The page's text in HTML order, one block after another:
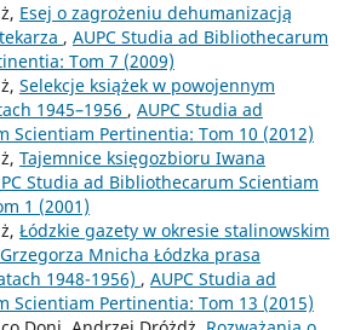
Esej o zagrożeniu dehumanizacją
, AUPC Studia ad Bibliothecarum
Tom 7 (2009)
Selekcje książek w powojennym
1945–1956 , AUPC Studia ad
Scientiam Pertinentia: Tom 10 (2012)
Tajemnice księgozbioru Iwana
Studia ad Bibliothecarum Scientiam
1 (2001)
Łódzkie gazety w okresie stalinowskim
Mnicha Łódzka prasa
1948-1956) , AUPC Studia ad
Scientiam Pertinentia: Tom 13 (2015)